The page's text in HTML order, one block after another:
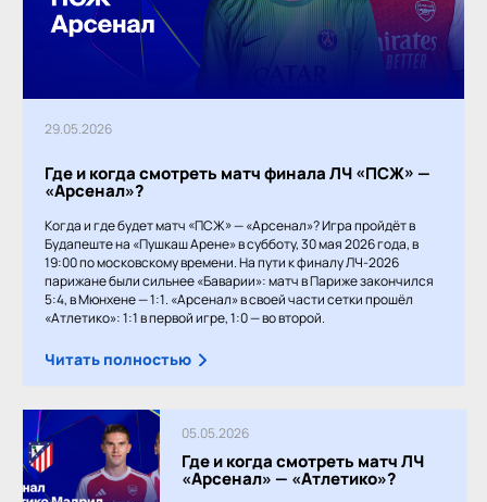
29.05.2026
Где и когда смотреть матч финала ЛЧ «ПСЖ» —
«Арсенал»?
Когда и где будет матч «ПСЖ» — «Арсенал»? Игра пройдёт в
Будапеште на «Пушкаш Арене» в субботу, 30 мая 2026 года, в
19:00 по московскому времени. На пути к финалу ЛЧ-2026
парижане были сильнее «Баварии»: матч в Париже закончился
5:4, в Мюнхене — 1:1. «Арсенал» в своей части сетки прошёл
«Атлетико»: 1:1 в первой игре, 1:0 — во второй.
Читать полностью
05.05.2026
Где и когда смотреть матч ЛЧ
«Арсенал» — «Атлетико»?